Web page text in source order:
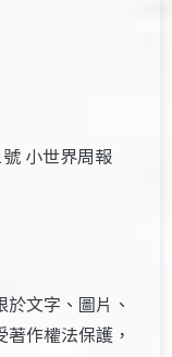
小世界周報
文字、圖片、
作權法保護，